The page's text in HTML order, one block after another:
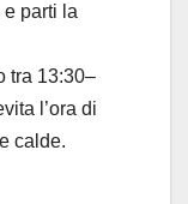
parti la
tra 13:30–
l’ora di
calde.